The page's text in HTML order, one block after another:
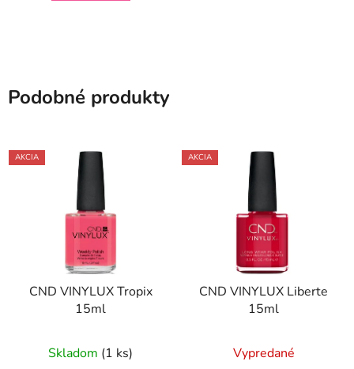
Podobné produkty
AKCIA
CND VINYLUX Tropix
15ml
Skladom (1 ks)
AKCIA
CND VINYLUX Liberte
15ml
Vypredané